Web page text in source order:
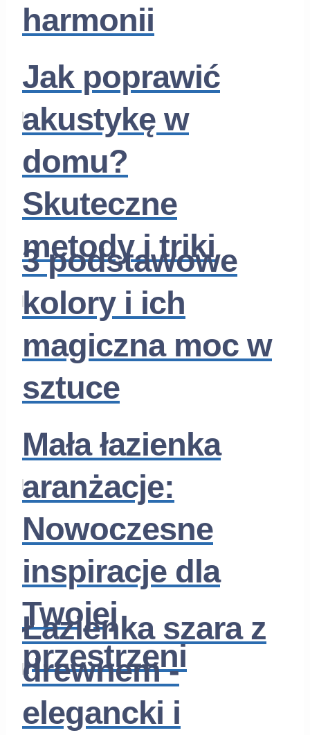
harmonii
Jak poprawić
akustykę w
domu?
Skuteczne
metody i triki
3 podstawowe
kolory i ich
magiczna moc w
sztuce
Mała łazienka
aranżacje:
Nowoczesne
inspiracje dla
Twojej
przestrzeni
Łazienka szara z
drewnem -
elegancki i